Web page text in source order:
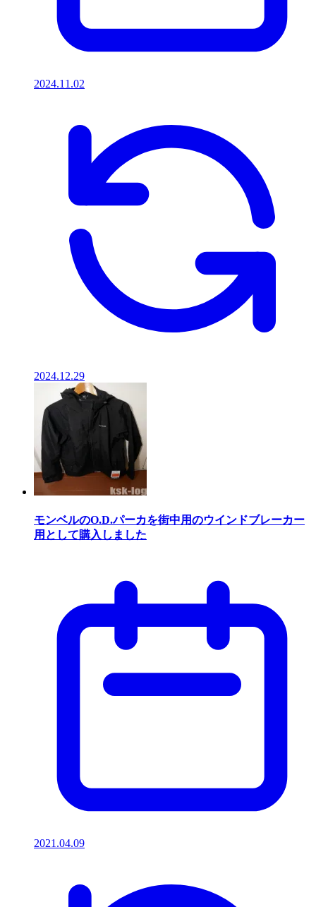
2024.11.02
2024.12.29
モンベルのO.D.パーカを街中用のウインドブレーカー
用として購入しました
2021.04.09